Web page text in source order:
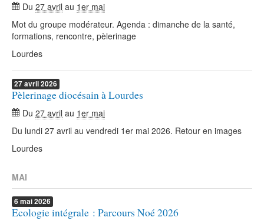
Annuaire/Contact
Du 27 avril au 1er mai
Mot du groupe modérateur. Agenda : dimanche de la santé,
formations, rencontre, pèlerinage
Lourdes
27avril2026
Pèlerinage diocésain à Lourdes
Du 27 avril au 1er mai
Du lundi 27 avril au vendredi 1er mai 2026. Retour en images
Lourdes
MAI
6 mai2026
Ecologie intégrale : Parcours Noé 2026